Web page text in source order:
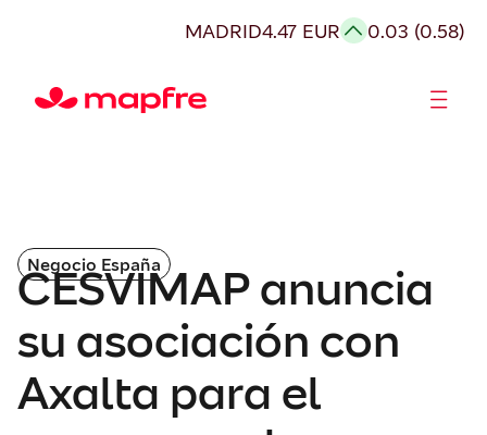
MADRID4.47 EUR 0.03 (0.58)
Negocio España
CESVIMAP anuncia
su asociación con
Axalta para el